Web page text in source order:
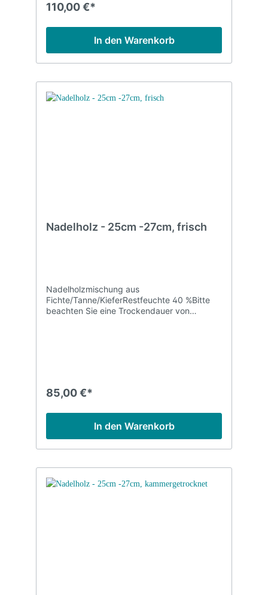
110,00 €*
In den Warenkorb
Nadelholz - 25cm -27cm, frisch
Nadelholzmischung aus
Fichte/Tanne/KieferRestfeuchte 40 %Bitte
beachten Sie eine Trockendauer von
85,00 €*
In den Warenkorb